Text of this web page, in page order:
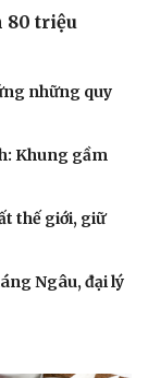
80 triệu
những quy
Khung gầm
thế giới, giữ
Ngâu, đại lý